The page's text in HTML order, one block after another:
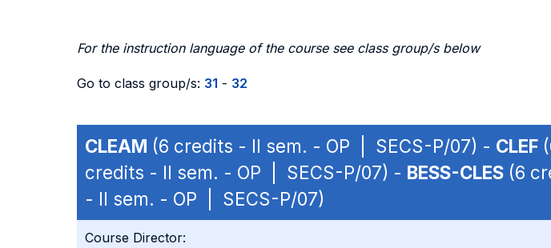
For the instruction language of the course see class group/s below
Go to class group/s: 31 - 32
CLEAM (6 credits - II sem. - OP | SECS-P/07) - CLEF
credits - II sem. - OP | SECS-P/07) - BESS-CLES (6
- II sem. - OP | SECS-P/07)
Course Director: